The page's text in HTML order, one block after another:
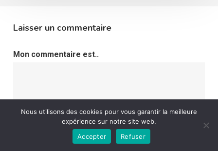
Laisser un commentaire
Mon commentaire est..
Nous utilisons des cookies pour vous garantir la meilleure
expérience sur notre site web.
Accepter
Refuser